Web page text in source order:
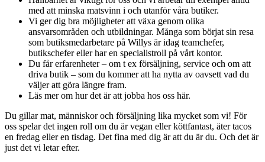
med att minska matsvinn i och utanför våra butiker.
Vi ger dig bra möjligheter att växa genom olika
ansvarsområden och utbildningar. Många som börjat sin resa
som butiksmedarbetare på Willys är idag teamchefer,
butikschefer eller har en specialistroll på vårt kontor.
Du får erfarenheter – om t ex försäljning, service och om att
driva butik – som du kommer att ha nytta av oavsett vad du
väljer att göra längre fram.
Läs mer om hur det är att jobba hos oss här.
Du gillar mat, människor och försäljning lika mycket som vi! För
oss spelar det ingen roll om du är vegan eller köttfantast, äter tacos
en fredag eller en tisdag. Det fina med dig är att du är du. Och det är
just det vi letar efter.